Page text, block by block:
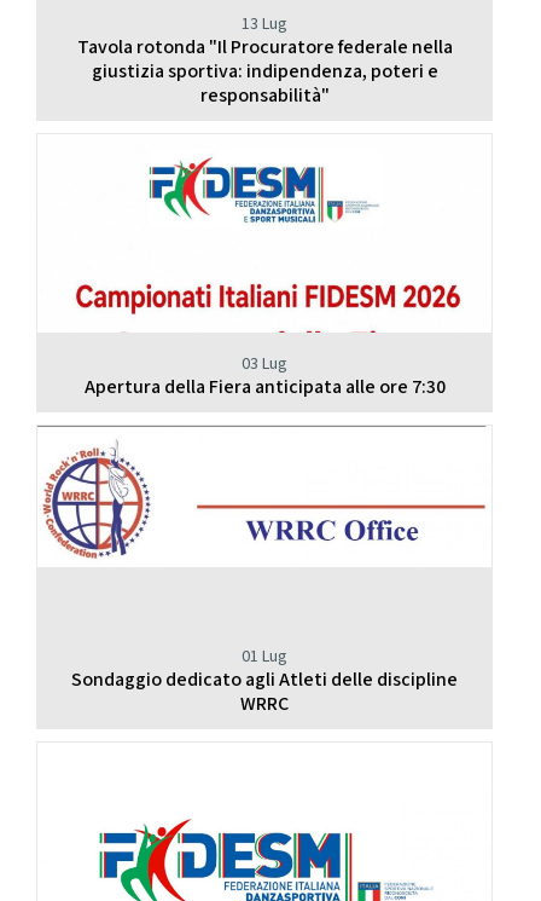
13 Lug
Tavola rotonda "Il Procuratore federale nella
giustizia sportiva: indipendenza, poteri e
responsabilità"
03 Lug
Apertura della Fiera anticipata alle ore 7:30
01 Lug
Sondaggio dedicato agli Atleti delle discipline
WRRC